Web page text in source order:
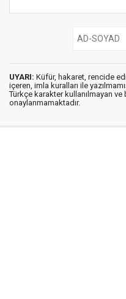
UYARI: Küfür, hakaret, rencide
içeren, imla kuralları ile
Türkçe karakter kullanılmayan
onaylanmamaktadır.